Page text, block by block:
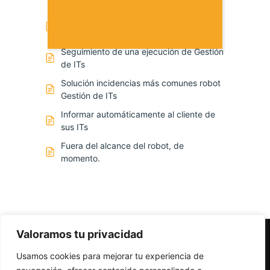
Valoramos tu privacidad
Usamos cookies para mejorar tu experiencia de
Seguimiento de una ejecución de Gestión
de ITs
Solución incidencias más comunes robot
Gestión de ITs
Informar automáticamente al cliente de
sus ITs
Fuera del alcance del robot, de
momento.